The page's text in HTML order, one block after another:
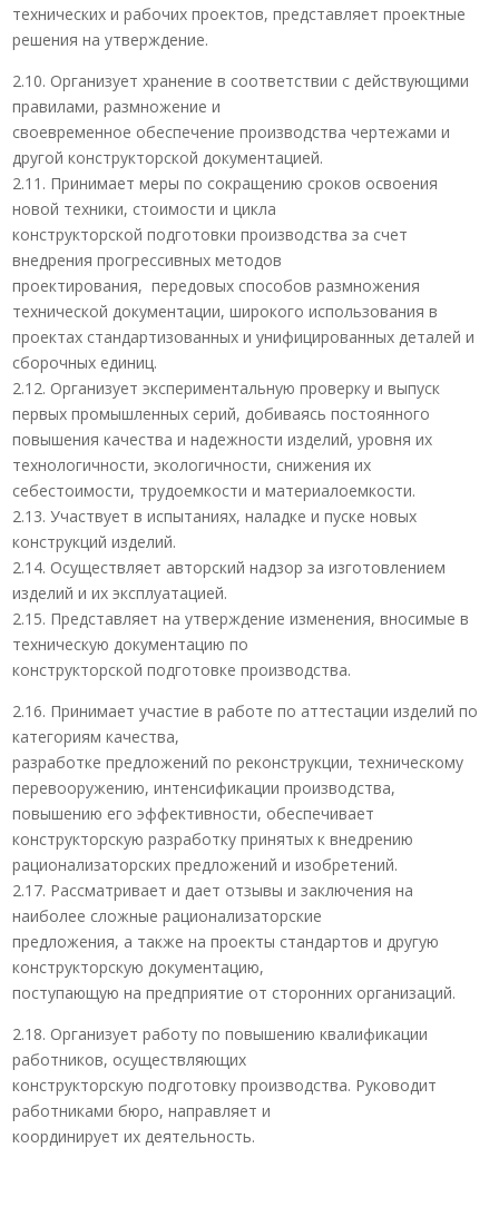
технических и рабочих проектов, представляет проектные
решения на утверждение.
2.10. Организует хранение в соответствии с действующими
правилами, размножение и
своевременное обеспечение производства чертежами и
другой конструкторской документацией.
2.11. Принимает меры по сокращению сроков освоения
новой техники, стоимости и цикла
конструкторской подготовки производства за счет
внедрения прогрессивных методов
проектирования, передовых способов размножения
технической документации, широкого использования в
проектах стандартизованных и унифицированных деталей и
сборочных единиц.
2.12. Организует экспериментальную проверку и выпуск
первых промышленных серий, добиваясь постоянного
повышения качества и надежности изделий, уровня их
технологичности, экологичности, снижения их
себестоимости, трудоемкости и материалоемкости.
2.13. Участвует в испытаниях, наладке и пуске новых
конструкций изделий.
2.14. Осуществляет авторский надзор за изготовлением
изделий и их эксплуатацией.
2.15. Представляет на утверждение изменения, вносимые в
техническую документацию по
конструкторской подготовке производства.
2.16. Принимает участие в работе по аттестации изделий по
категориям качества,
разработке предложений по реконструкции, техническому
перевооружению, интенсификации производства,
повышению его эффективности, обеспечивает
конструкторскую разработку принятых к внедрению
рационализаторских предложений и изобретений.
2.17. Рассматривает и дает отзывы и заключения на
наиболее сложные рационализаторские
предложения, а также на проекты стандартов и другую
конструкторскую документацию,
поступающую на предприятие от сторонних организаций.
2.18. Организует работу по повышению квалификации
работников, осуществляющих
конструкторскую подготовку производства. Руководит
работниками бюро, направляет и
координирует их деятельность.